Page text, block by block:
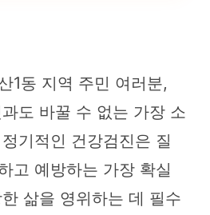
1동 지역 주민 여러분,
도 바꿀 수 없는 가장 소
기적인 건강검진은 질
고 예방하는 가장 확실
삶을 영위하는 데 필수